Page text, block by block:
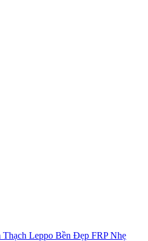
Leppo Bền Đẹp FRP Nhẹ